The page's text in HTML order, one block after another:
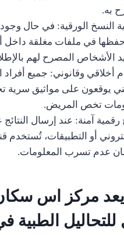
به.
النسخ الورقية: في حال وجود
حفظها في ملفات مغلقة داخل
الأشخاص المصرح لهم
أخلاقي وقانوني: جميع
يوقعون على مواثيق سرية
تخص المريض.
رقمية آمنة: عند إرسال النتائج
أو التطبيقات،
عدم تسرب المعلومات.
يعد مركز اس سكان
للتحاليل الطبية